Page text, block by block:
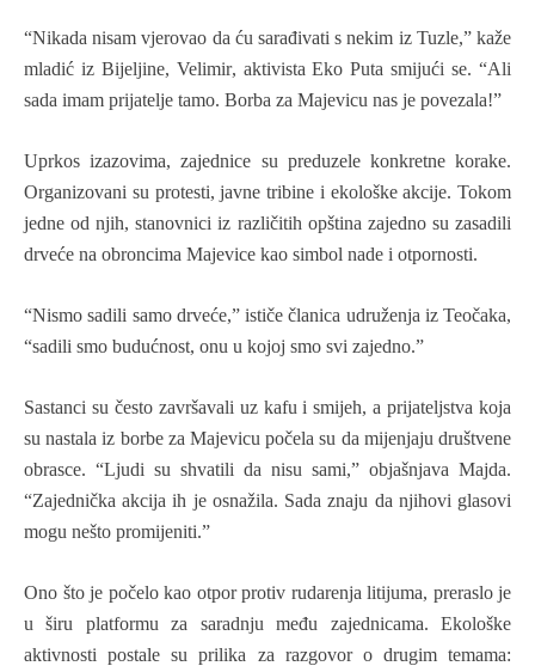
“Nikada nisam vjerovao da ću sarađivati s nekim iz Tuzle,” kaže
mladić iz Bijeljine, Velimir, aktivista Eko Puta smijući se. “Ali
sada imam prijatelje tamo. Borba za Majevicu nas je povezala!”
Uprkos izazovima, zajednice su preduzele konkretne korake.
Organizovani su protesti, javne tribine i ekološke akcije. Tokom
jedne od njih, stanovnici iz različitih opština zajedno su zasadili
drveće na obroncima Majevice kao simbol nade i otpornosti.
“Nismo sadili samo drveće,” ističe članica udruženja iz Teočaka,
“sadili smo budućnost, onu u kojoj smo svi zajedno.”
Sastanci su često završavali uz kafu i smijeh, a prijateljstva koja
su nastala iz borbe za Majevicu počela su da mijenjaju društvene
obrasce. “Ljudi su shvatili da nisu sami,” objašnjava Majda.
“Zajednička akcija ih je osnažila. Sada znaju da njihovi glasovi
mogu nešto promijeniti.”
Ono što je počelo kao otpor protiv rudarenja litijuma, preraslo je
u širu platformu za saradnju među zajednicama. Ekološke
aktivnosti postale su prilika za razgovor o drugim temama: